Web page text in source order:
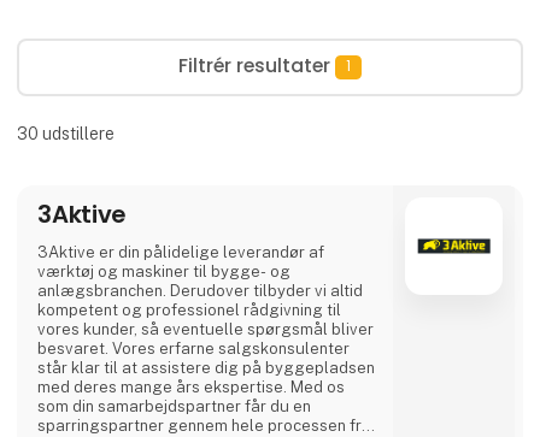
Filtrér resultater 1
30 udstillere
3Aktive
3Aktive er din pålidelige leverandør af
værktøj og maskiner til bygge- og
anlægsbranchen. Derudover tilbyder vi altid
kompetent og professionel rådgivning til
vores kunder, så eventuelle spørgsmål bliver
besvaret. Vores erfarne salgskonsulenter
står klar til at assistere dig på byggepladsen
med deres mange års ekspertise. Med os
som din samarbejdspartner får du en
sparringspartner gennem hele processen fra